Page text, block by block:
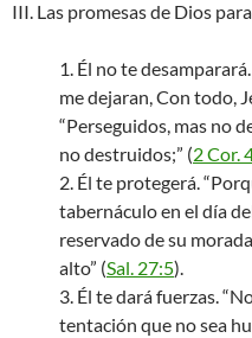
III. Las promesas de Dios
1. Él no te
me dejaran, Con todo,
“Perseguidos, mas no
no destruidos;” (2 Cor.
2. Él te protegerá.
tabernáculo en el día
reservado de su
alto” (Sal. 27:5).
3. Él te dará fuerzas.
tentación que no sea